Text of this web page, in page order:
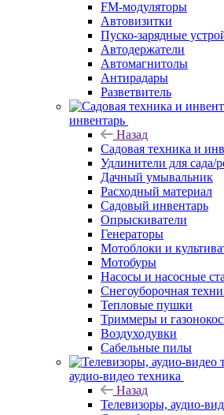
FM-модуляторы
Автовизитки
Пуско-зарядные
Автодержатели
Автомагнитолы
Антирадары
Разветвитель
инвентарь
Назад
Садовая техника и
Удлинители для сада/
Дачный умывальник
Расходный материал
Садовый инвентарь
Опрыскиватели
Генераторы
Мотоблоки и
Мотобуры
Насосы и насосные
Снегоуборочная
Тепловые пушки
Триммеры и
Воздуходувки
Сабельные пилы
аудио-видео техника
Назад
Телевизоры, аудио-